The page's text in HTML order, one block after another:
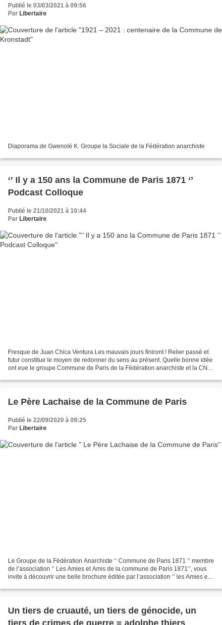
Publié le 03/03/2021 à 09:56
Par Libertaire
Diaporama de Gwenolé K. Groupe la Sociale de la Fédération anarchiste
‘’ Il y a 150 ans la Commune de Paris 1871 ‘’
Podcast Colloque
Publié le 21/10/2021 à 10:44
Par Libertaire
Fresque de Juan Chica Ventura Les mauvais jours finiront ! Relier passé et
futur constitue le moyen de redonner du sens au présent. Quelle bonne idée
ont eue le groupe Commune de Paris de la Fédération anarchiste et la CNT
Le Père Lachaise de la Commune de Paris
Publié le 22/09/2020 à 09:25
Par Libertaire
Le Groupe de la Fédération Anarchiste ‘’ Commune de Paris 1871 ‘’ membre
de l’association ‘’ Les Amies et Amis de la commune de Paris 1871’’, vous
invite à découvrir une belle brochure éditée par l’association ‘’ les Amies et
Un tiers de cruauté, un tiers de génocide, un